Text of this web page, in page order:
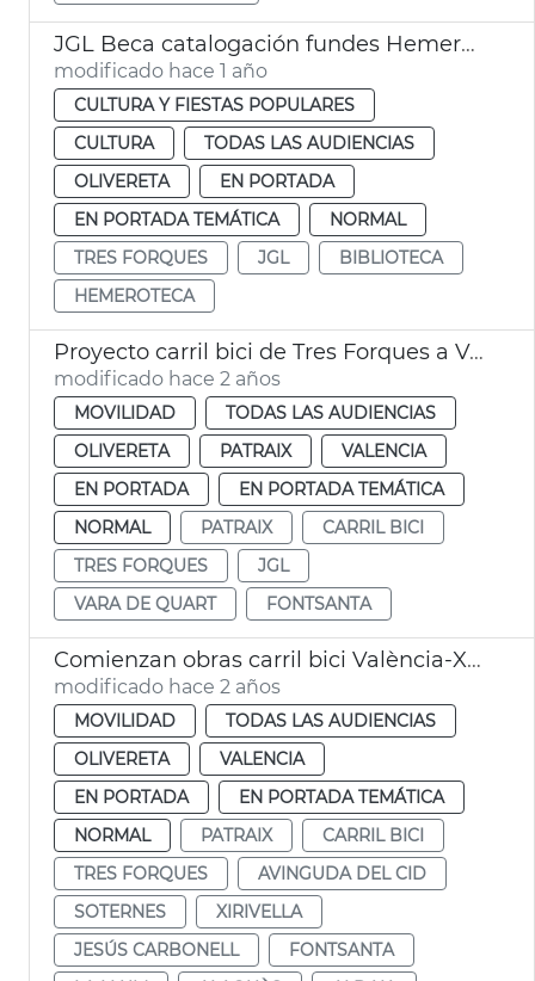
JGL Beca catalogación fundes Hemeroteca y Biblioteca Histórica Municipal
modificado hace 1 año
CULTURA Y FIESTAS POPULARES
CULTURA
TODAS LAS AUDIENCIAS
OLIVERETA
EN PORTADA
EN PORTADA TEMÁTICA
NORMAL
TRES FORQUES
JGL
BIBLIOTECA
HEMEROTECA
Proyecto carril bici de Tres Forques a Vara de Quart
modificado hace 2 años
MOVILIDAD
TODAS LAS AUDIENCIAS
OLIVERETA
PATRAIX
VALENCIA
EN PORTADA
EN PORTADA TEMÁTICA
NORMAL
PATRAIX
CARRIL BICI
TRES FORQUES
JGL
VARA DE QUART
FONTSANTA
Comienzan obras carril bici València-Xirivella
modificado hace 2 años
MOVILIDAD
TODAS LAS AUDIENCIAS
OLIVERETA
VALENCIA
EN PORTADA
EN PORTADA TEMÁTICA
NORMAL
PATRAIX
CARRIL BICI
TRES FORQUES
AVINGUDA DEL CID
SOTERNES
XIRIVELLA
JESÚS CARBONELL
FONTSANTA